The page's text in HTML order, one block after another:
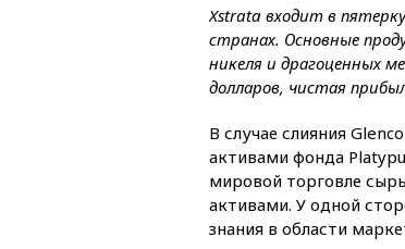
Xstrata входит в
странах. Основные
никеля и драгоценных
долларов, чистая
В случае слияния
активами фонда
мировой торговле
активами. У одной
знания в области